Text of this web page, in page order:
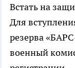
Встать на
Для
резерва
военный